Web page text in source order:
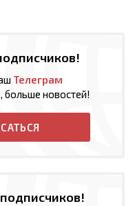
Телеграм
больше новостей!